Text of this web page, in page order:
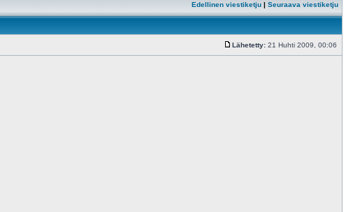
Edellinen viestiketju | Seuraava viestiketju
Lähetetty: 21 Huhti 2009, 00:06